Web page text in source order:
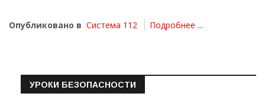
Опубликовано в Система 112 Подробнее ...
УРОКИ БЕЗОПАСНОСТИ